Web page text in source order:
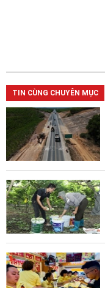
TIN CÙNG CHUYÊN MỤC